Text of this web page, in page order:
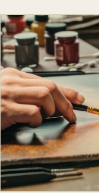
KUNST & KULTUR